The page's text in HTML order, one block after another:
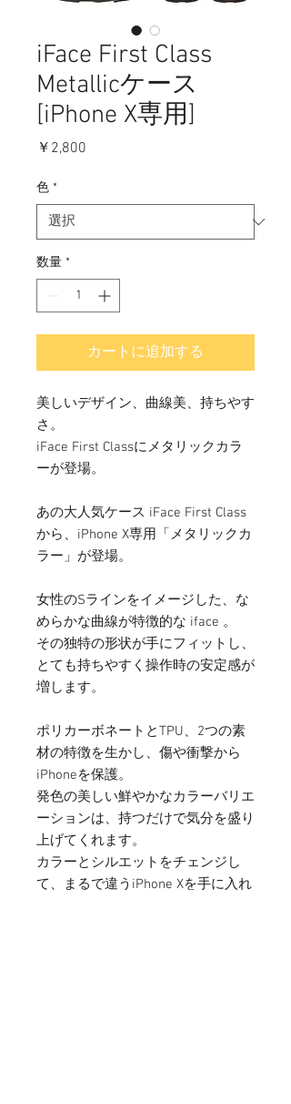
iFace First Class
Metallicケース
[iPhone X専用]
￥2,800
色 *
数量 *
カートに追加する
美しいデザイン、曲線美、持ちやす
さ。
iFace First Classにメタリックカラ
ーが登場。
あの大人気ケース iFace First Class
から、iPhone X専用「メタリックカ
ラー」が登場。
女性のSラインをイメージした、な
めらかな曲線が特徴的な iface 。
その独特の形状が手にフィットし、
とても持ちやすく操作時の安定感が
増します。
ポリカーボネートとTPU、2つの素
材の特徴を生かし、傷や衝撃から
iPhoneを保護。
発色の美しい鮮やかなカラーバリエ
ーションは、持つだけで気分を盛り
上げてくれます。
カラーとシルエットをチェンジし
て、まるで違うiPhone Xを手に入れ